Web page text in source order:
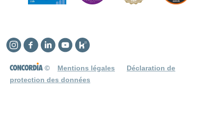
© Mentions légales
Déclaration de
protection des données
Instagram
Facebook
LinkedinYouTube
Kununu